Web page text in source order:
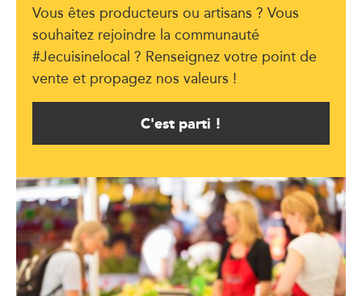
Vous êtes producteurs ou artisans ? Vous
souhaitez rejoindre la communauté
#Jecuisinelocal ? Renseignez votre point de
vente et propagez nos valeurs !
C'est parti !